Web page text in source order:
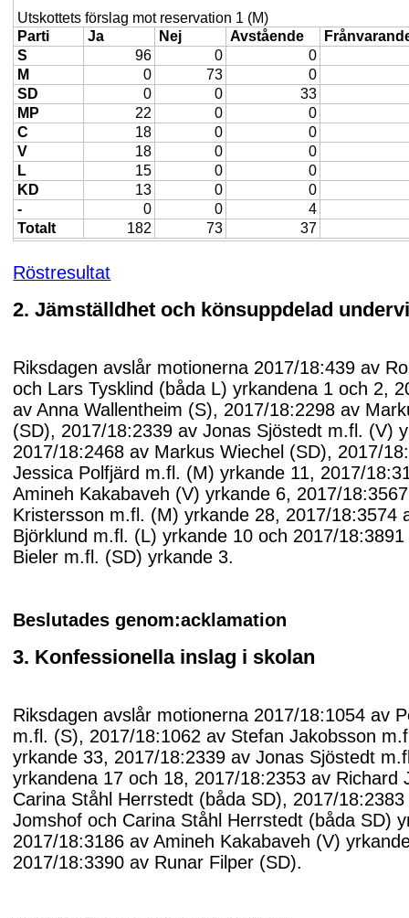
Utskottets förslag mot reservation 1 (M)
Parti
Ja Nej Avstående
S
96 0
0
M
0 73
0
SD
0 0
33
MP
22 0
0
C
18 0
0
V
18 0
0
L
15 0
0
KD
13 0
0
-
0 0
4
Totalt
182 73 37
Röstresultat
2. Jämställdhet och könsuppdelad
Riksdagen avslår motionerna 2017/18:439 av
och Lars Tysklind (båda L) yrkandena 1 och 2,
av Anna Wallentheim (S), 2017/18:2298 av
(SD), 2017/18:2339 av Jonas Sjöstedt m.fl. (V)
2017/18:2468 av Markus Wiechel (SD), 2017/
Jessica Polfjärd m.fl. (M) yrkande 11, 2017/
Amineh Kakabaveh (V) yrkande 6, 2017/
Kristersson m.fl. (M) yrkande 28, 2017/18:3574
Björklund m.fl. (L) yrkande 10 och 2017/
Bieler m.fl. (SD) yrkande 3.
Beslutades genom:acklamation
3. Konfessionella inslag i skolan
Riksdagen avslår motionerna 2017/18:1054 av
m.fl. (S), 2017/18:1062 av Stefan Jakobsson
yrkande 33, 2017/18:2339 av Jonas Sjöstedt
yrkandena 17 och 18, 2017/18:2353 av Richard
Carina Ståhl Herrstedt (båda SD), 2017/
Jomshof och Carina Ståhl Herrstedt (båda SD)
2017/18:3186 av Amineh Kakabaveh (V)
2017/18:3390 av Runar Filper (SD).